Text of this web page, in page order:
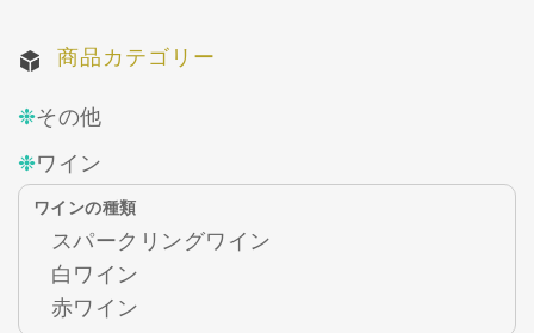
商品カテゴリー
その他
ワイン
ワインの種類
スパークリングワイン
白ワイン
赤ワイン